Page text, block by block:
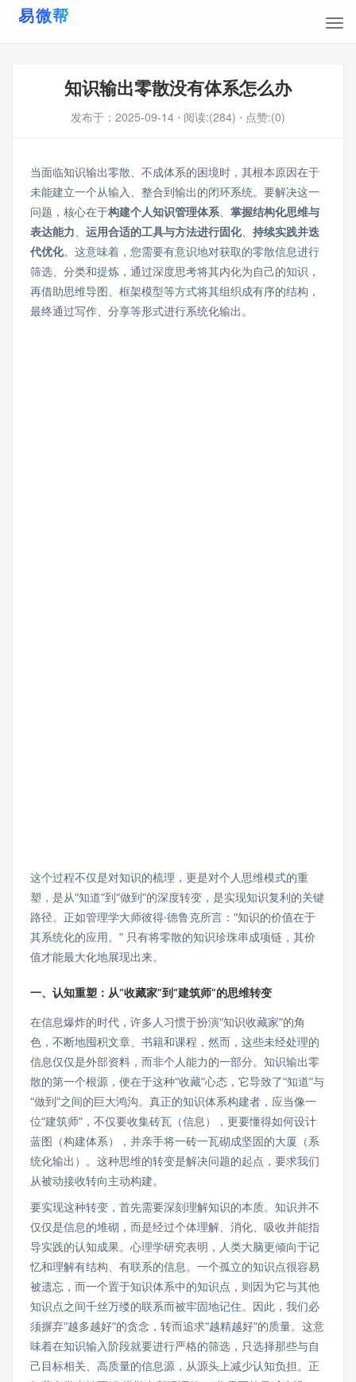
知识输出零散没有体系怎么办
发布于： 2025-09-14 ⋅ 阅读:(284) ⋅ 点赞:(0)
当面临知识输出零散、不成体系的困境时，其根本原因在于
未能建立一个从输入、整合到输出的闭环系统。要解决这一
问题，核心在于构建个人知识管理体系
掌握结构化思维与
表达能力
运用合适的工具与方法进行固化、 持续实践并迭
代优化。这意味着，您需要有意识地对获取的零散信息进行
筛选、分类和提炼，通过深度思考将其内化为自己的知识，
再借助思维导图、框架模型等方式将其组织成有序的结构，
最终通过写作、分享等形式进行系统化输出。
这个过程不仅是对知识的梳理，更是对个人思维模式的重
塑，是从“知道”到“做到”的深度转变，是实现知识复利的关键
路径。正如管理学大师彼得·德鲁克所言：“知识的价值在于
其系统化的应用。” 只有将零散的知识珍珠串成项链，其价
值才能最大化地展现出来。
一、认知重塑：从“收藏家”到“建筑师”的思维转变
在信息爆炸的时代，许多人习惯于扮演“知识收藏家”的角
色，不断地囤积文章、书籍和课程，然而，这些未经处理的
信息仅仅是外部资料，而非个人能力的一部分。知识输出零
散的第一个根源，便在于这种“收藏”心态，它导致了“知道”与
“做到”之间的巨大鸿沟。真正的知识体系构建者，应当像一
位“建筑师”，不仅要收集砖瓦（信息），更要懂得如何设计
蓝图（构建体系），并亲手将一砖一瓦砌成坚固的大厦（系
统化输出）。这种思维的转变是解决问题的起点，要求我们
从被动接收转向主动构建。
要实现这种转变，首先需要深刻理解知识的本质。知识并不
仅仅是信息的堆砌，而是经过个体理解、消化、吸收并能指
导实践的认知成果。心理学研究表明，人类大脑更倾向于记
忆和理解有结构、有联系的信息。一个孤立的知识点很容易
被遗忘，而一个置于知识体系中的知识点，则因为它与其他
知识点之间千丝万缕的联系而被牢固地记住。因此，我们必
须摒弃“越多越好”的贪念，转而追求“越精越好”的质量。这意
味着在知识输入阶段就要进行严格的筛选，只选择那些与自
己目标相关、高质量的信息源，从源头上减少认知负担。正